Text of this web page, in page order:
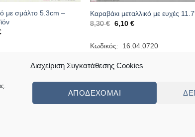
Διαχείριση Συγκατάθεσης Cookies
ΑΠΟΔΈΧΟΜΑΙ
με σμάλτο 5.3cm –
Η
Καραβάκι μεταλλικό με ευχές
8,30€ Original
8,30 €.
6,10 €Η
είναι:
6,10 €.
Κωδικός: 16.04.0720